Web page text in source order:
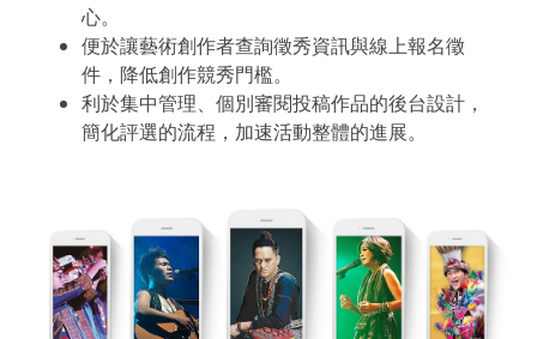
心。
便於讓藝術創作者查詢徵秀資訊與線上報名徵
件，降低創作競秀門檻。
​利於集中管理、個別審閱投稿作品的後台設計，
簡化評選的流程，加速活動整體的進展。